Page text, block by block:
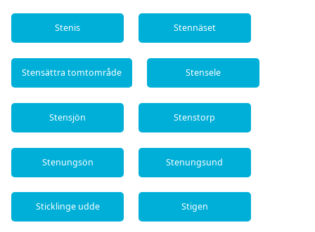
Stenis Stennäset
Stensättra tomtområde Stensele
Stensjön Stenstorp
Stenungsön Stenungsund
Sticklinge udde Stigen